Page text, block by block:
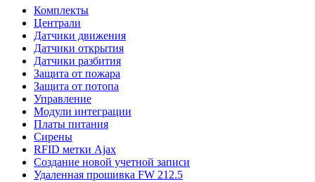
Комплекты
Централи
Датчики движения
Датчики открытия
Датчики разбития
Защита от пожара
Защита от потопа
Управление
Модули интеграции
Платы питания
Сирены
RFID метки Ajax
Создание новой учетной записи
Удаленная прошивка FW 212.5